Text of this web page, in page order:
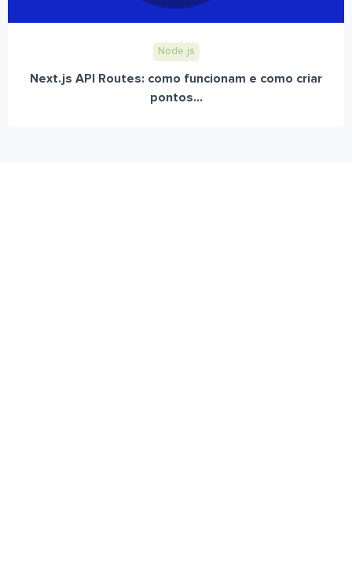
Node.js
Next.js API Routes: como funcionam e como criar
pontos...